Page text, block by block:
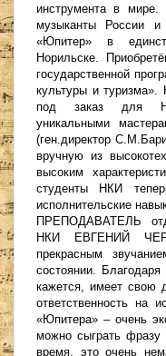
инструмента в мире.
музыканты России
«Юпитер» в
Норильске.
государственной
культуры и
под заказ для
уникальными
(ген.директор
вручную из
высоким
студенты НКИ
исполнительские
ПРЕПОДАВАТЕЛЬ
НКИ ЕВГЕНИЙ
прекрасным
состоянии.
кажется, имеет свою
ответственность на
«Юпитера» – очень
можно сыграть фразу
время, это очень